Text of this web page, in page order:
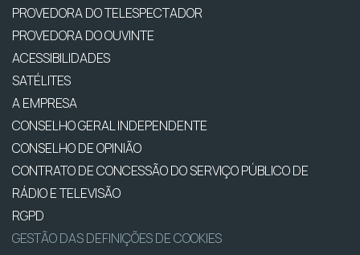
PROVEDORA DO TELESPECTADOR
PROVEDORA DO OUVINTE
ACESSIBILIDADES
SATÉLITES
A EMPRESA
CONSELHO GERAL INDEPENDENTE
CONSELHO DE OPINIÃO
CONTRATO DE CONCESSÃO DO SERVIÇO PÚBLICO DE
RÁDIO E TELEVISÃO
RGPD
GESTÃO DAS DEFINIÇÕES DE COOKIES